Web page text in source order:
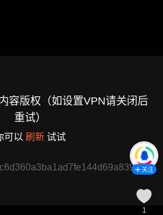
容版权（如设置VPN请关闭后
重试）
可以 刷新 试试
关注
1